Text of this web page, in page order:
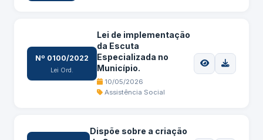
Nº 0100/2022
Lei Ord.
Lei de implementação
da Escuta
Especializada no
Município.
10/05/2026
Assistência Social
Dispõe sobre a criação